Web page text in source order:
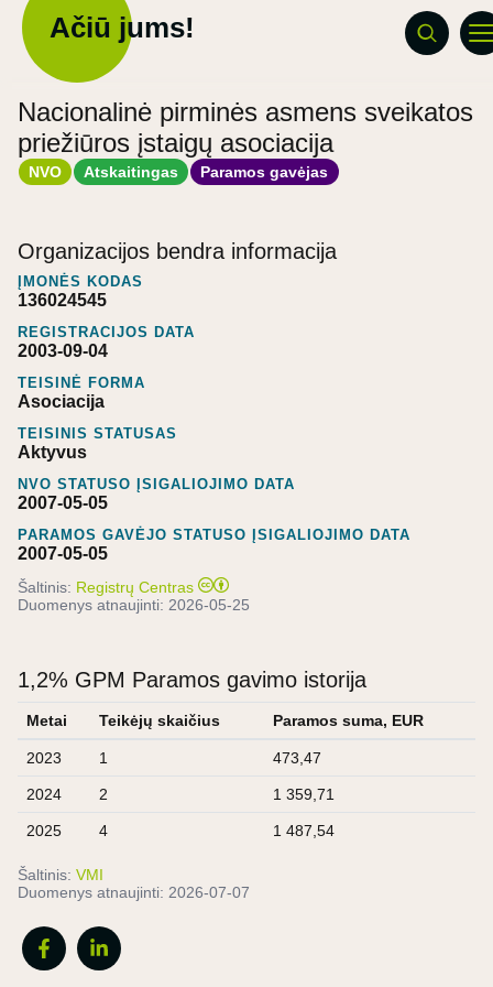
Ačiū jums!
Nacionalinė pirminės asmens sveikatos
priežiūros įstaigų asociacija
NVO Atskaitingas Paramos gavėjas
Organizacijos bendra informacija
ĮMONĖS KODAS
136024545
REGISTRACIJOS DATA
2003-09-04
TEISINĖ FORMA
Asociacija
TEISINIS STATUSAS
Aktyvus
NVO STATUSO ĮSIGALIOJIMO DATA
2007-05-05
PARAMOS GAVĖJO STATUSO ĮSIGALIOJIMO DATA
2007-05-05
Šaltinis: Registrų Centras
Duomenys atnaujinti: 2026-05-25
1,2% GPM Paramos gavimo istorija
Metai Teikėjų skaičius Paramos suma, EUR
2023 1 473,47
2024 2 1 359,71
2025 4 1 487,54
Šaltinis: VMI
Duomenys atnaujinti: 2026-07-07